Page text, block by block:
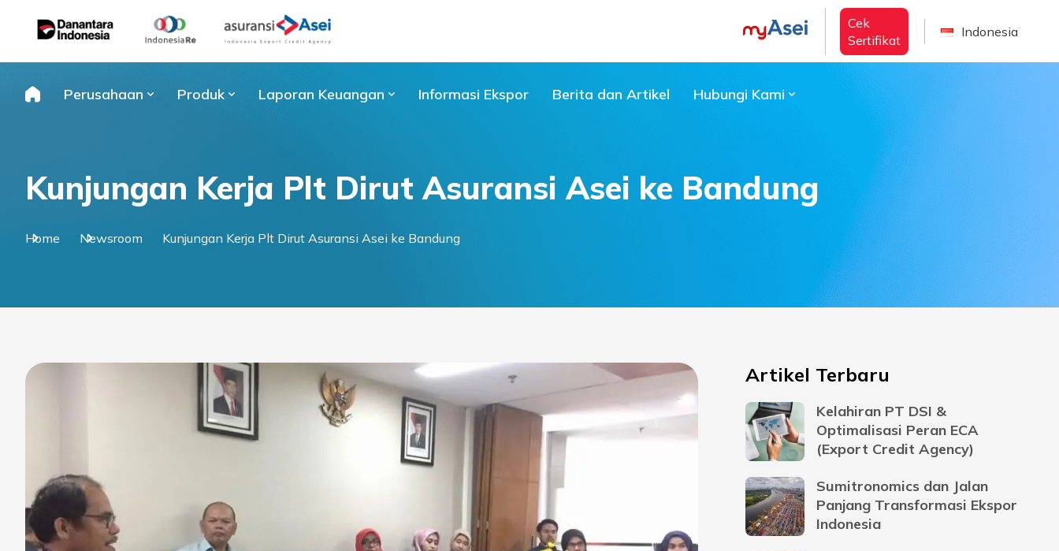
content
Cek
Sertifikat
Indonesia
Perusahaan Produk Laporan Keuangan Informasi Ekspor Berita dan Artikel Hubungi Kami
Kunjungan Kerja Plt Dirut Asuransi Asei ke Bandung
Home Newsroom Kunjungan Kerja Plt Dirut Asuransi Asei ke Bandung
Artikel Terbaru
Kelahiran PT DSI &
Optimalisasi Peran ECA
(Export Credit Agency)
Sumitronomics dan Jalan
Panjang Transformasi Ekspor
Indonesia